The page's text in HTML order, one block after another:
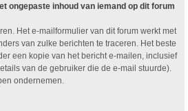
ongepaste inhoud van iemand op dit forum
Het e-mailformulier van dit forum werkt met
van zulke berichten te traceren. Het beste
een kopie van het bericht e-mailen, inclusief
van de gebruiker die de e-mail stuurde).
ondernemen.